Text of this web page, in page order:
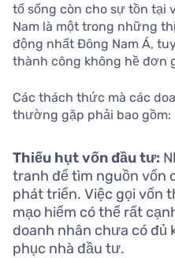
tố sống còn cho sự tồn tại
Nam là một trong những
động nhất Đông Nam Á,
thành công không hề đơn
Các thách thức mà các
thường gặp phải bao gồm:
Thiếu hụt vốn đầu tư:
tranh để tìm nguồn vốn
phát triển. Việc gọi vốn
mạo hiểm có thể rất
doanh nhân chưa có đủ
phục nhà đầu tư.